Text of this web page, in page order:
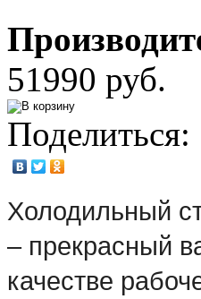
51990 руб.
Поделиться:
Холодильный
– прекрасный
качестве